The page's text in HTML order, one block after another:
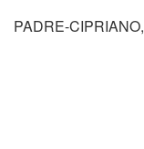
PADRE-